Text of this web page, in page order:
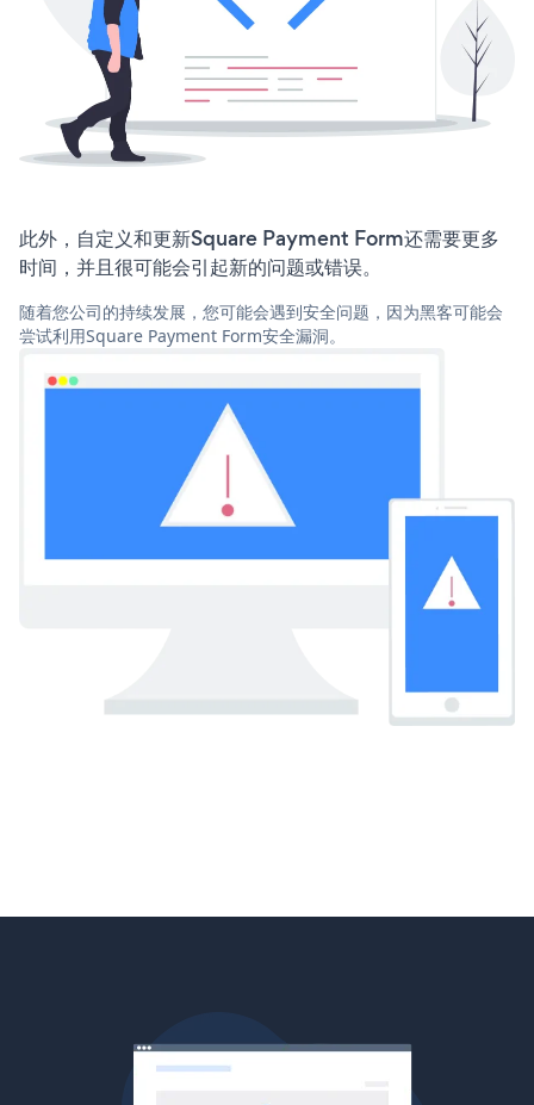
此外，自定义和更新Square Payment Form还需要更多
时间，并且很可能会引起新的问题或错误。
随着您公司的持续发展，您可能会遇到安全问题，因为黑客可能会
尝试利用Square Payment Form安全漏洞。